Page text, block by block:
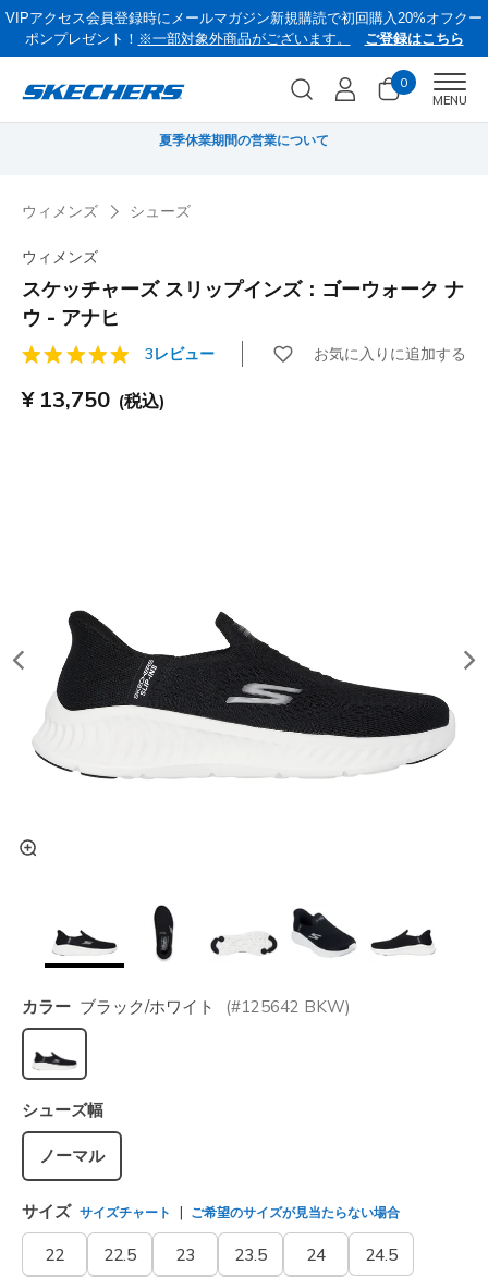
VIPアクセス会員登録時にメールマガジン新規購読で初回購入20%オフクー
ポンプレゼント！ ※一部対象外商品がございます。 ご登録はこちら
0
MENU
《お盆セール》 対象セール商品が15-20％OFFに。8/16(日)まで VIP会員限
ウィメンズ シューズ
ウィメンズ
スケッチャーズ スリップインズ：ゴーウォーク ナ
ウ - アナヒ
顧客評価4.2/5件3レビュー お気に入りに追加する
¥ 13,750 (税込)
カラー ブラック/ホワイト (#125642 BKW)
選択されました
シューズ幅
ノーマル
サイズ サイズチャート ご希望のサイズが見当たらない場合
22 22.5 23 23.5 24 24.5